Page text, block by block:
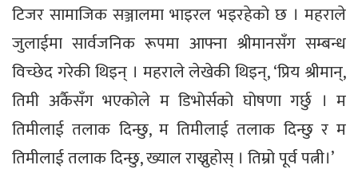
टिजर सामाजिक सञ्जालमा भाइरल भइरहेको छ । महराले
जुलाईमा सार्वजनिक रूपमा आफ्ना श्रीमानसँग सम्बन्ध
विच्छेद गरेकी थिइन् । महराले लेखेकी थिइन्, ‘प्रिय श्रीमान्,
तिमी अर्कैसँग भएकोले म डिभोर्सको घोषणा गर्छु । म
तिमीलाई तलाक दिन्छु, म तिमीलाई तलाक दिन्छु र म
तिमीलाई तलाक दिन्छु, ख्याल राख्नुहोस् । तिम्रो पूर्व पत्नी।’